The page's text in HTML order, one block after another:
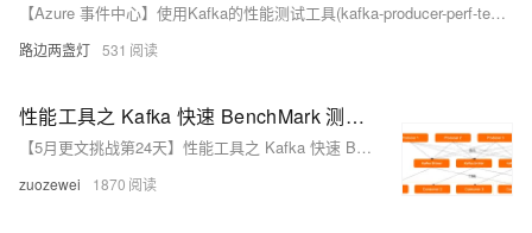
【Azure 事件中心】使用Kafka的性能测试工具(kafka-producer-perf-test)测试生产者发送消息到Azure Event Hub的性能
路边两盏灯 531
性能工具之 Kafka 快速 BenchMark 测试示例
【5月更文挑战第24天】性能工具之 Kafka 快速 BenchMark 测试示例
zuozewei 1870